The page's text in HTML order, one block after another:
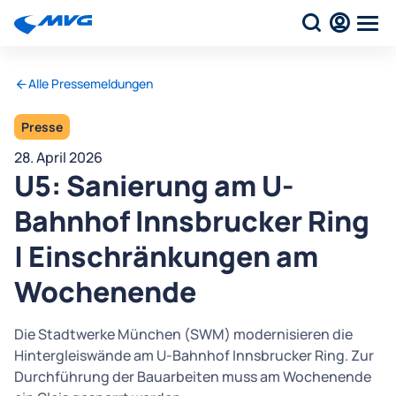
Alle Pressemeldungen
Presse
28. April 2026
U5: Sanierung am U-
Bahnhof Innsbrucker Ring
| Einschränkungen am
Wochenende
Die Stadtwerke München (SWM) modernisieren die
Hintergleiswände am U-Bahnhof Innsbrucker Ring. Zur
Durchführung der Bauarbeiten muss am Wochenende